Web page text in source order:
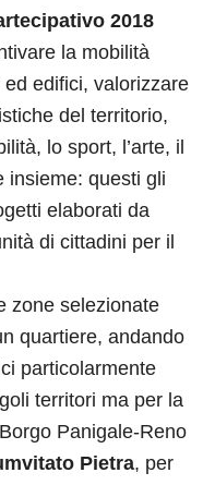
2018
la mobilità
edifici, valorizzare
del territorio,
lo sport, l’arte, il
insieme: questi gli
elaborati da
di cittadini per il
zone selezionate
quartiere, andando
particolarmente
territori ma per la
Panigale-Reno
Pietra, per